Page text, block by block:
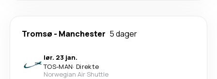
Tromsø - Manchester 5 dager
lør. 23 jan.
TOS-MAN· Direkte
Norwegian Air Shuttle